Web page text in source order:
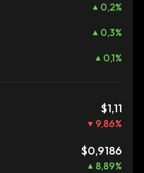
0,2%
0,3%
0,1%
$1,11
9,86%
$0,9186
8,89%